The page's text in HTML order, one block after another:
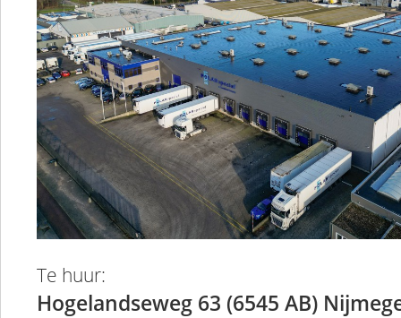
Te huur:
Hogelandseweg 63 (6545 AB)